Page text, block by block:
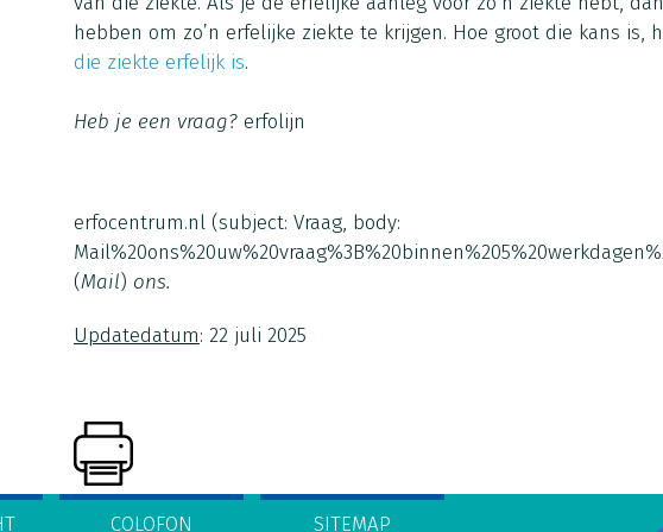
hebben om zo’n erfelijke ziekte te krijgen. Hoe groot die kans is,
die ziekte erfelijk is.
Heb je een vraag? erfolijn
erfocentrum.nl(subject: Vraag, body:
(Mail) ons.
Updatedatum: 22 juli 2025
COLOFON SITEMAP